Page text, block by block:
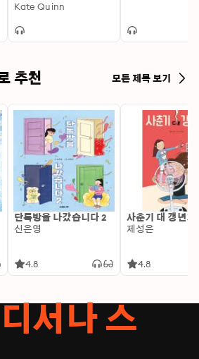
Kate Quinn
추천 모든 제목 보기
단톡방을 나갔습니다 2
신은영
4.8
사춘기 대 갱년기
제성은
4.8
서나 스